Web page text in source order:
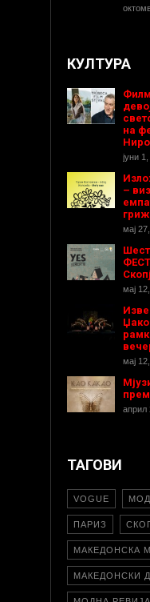
КУЛТУРА
на
јуни
–
мај
мај
мај
април
ТАГОВИ
VOGUE
ПАРИЗ
МАКЕДОНСКА
МАКЕДОНСКИ